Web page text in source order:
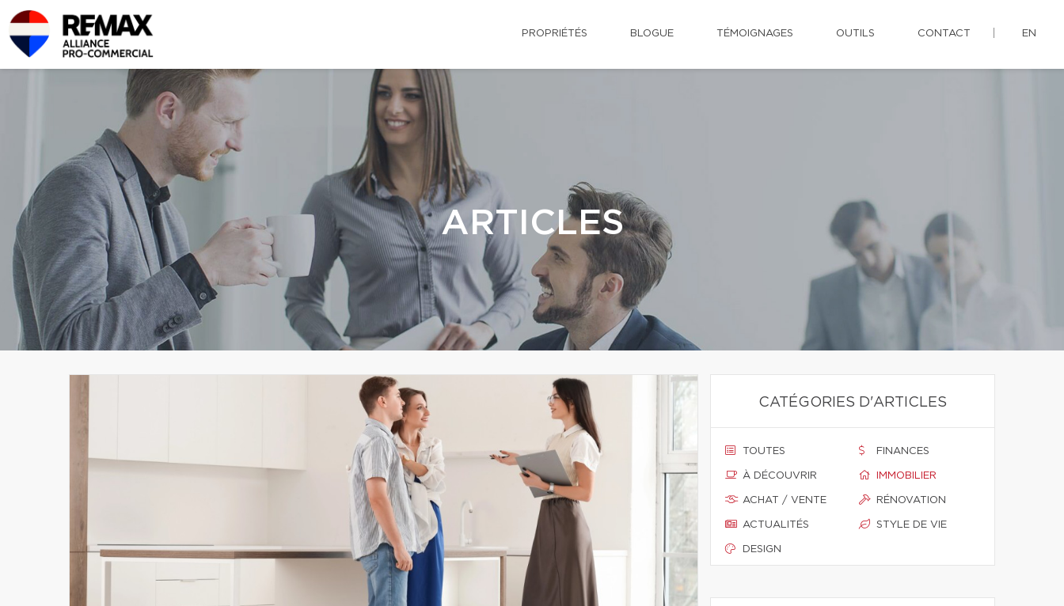
PROPRIÉTÉS BLOGUE TÉMOIGNAGES OUTILS CONTACT EN
ARTICLES
CATÉGORIES D'ARTICLES
TOUTES
À DÉCOUVRIR
ACHAT / VENTE
ACTUALITÉS
DESIGN
FINANCES
IMMOBILIER
RÉNOVATION
STYLE DE VIE